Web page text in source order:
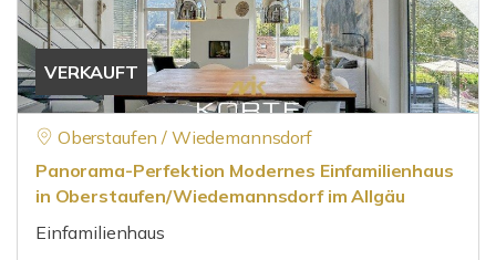
VERKAUFT
Oberstaufen / Wiedemannsdorf
Panorama-Perfektion Modernes Einfamilienhaus
in Oberstaufen/Wiedemannsdorf im Allgäu
Einfamilienhaus